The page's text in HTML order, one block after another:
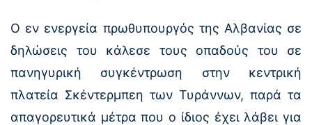
Ο εν ενεργεία πρωθυπουργός της Αλβανίας σε
δηλώσεις του κάλεσε τους οπαδούς του σε
πανηγυρική συγκέντρωση στην κεντρική
πλατεία Σκέντερμπεη των Τυράννων, παρά τα
απαγορευτικά μέτρα που ο ίδιος έχει λάβει για